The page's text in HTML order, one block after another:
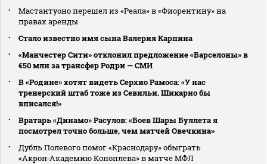
Мастантуоно перешел из «Реала» в «Фиорентину» на
правах аренды
Стало известно имя сына Валерия Карпина
«Манчестер Сити» отклонил предложение «Барселоны» в
€50 млн за трансфер Родри — СМИ
В «Родине» хотят видеть Серхио Рамоса: «У нас
тренерский штаб тоже из Севильи. Шикарно бы
вписался!»
Вратарь «Динамо» Расулов: «Боев Шары Буллета я
посмотрел точно больше, чем матчей Овечкина»
Дубль Полевого помог «Краснодару» обыграть
«Акрон‑Академию Коноплева» в матче МФЛ